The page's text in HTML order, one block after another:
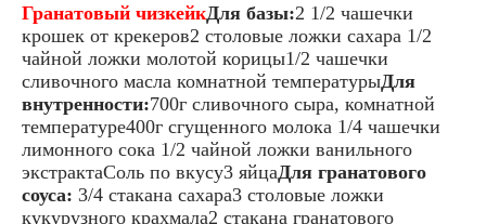
Гранатовый чизкейкДля базы:2 1/2 чашечки
крошек от крекеров2 столовые ложки сахара 1/2
чайной ложки молотой корицы1/2 чашечки
сливочного масла комнатной температурыДля
внутренности:700г сливочного сыра, комнатной
температуре400г сгущенного молока 1/4 чашечки
лимонного сока 1/2 чайной ложки ванильного
экстрактаСоль по вкусу3 яйцаДля гранатового
соуса: 3/4 стакана сахара3 столовые ложки
кукурузного крахмала2 стакана гранатового